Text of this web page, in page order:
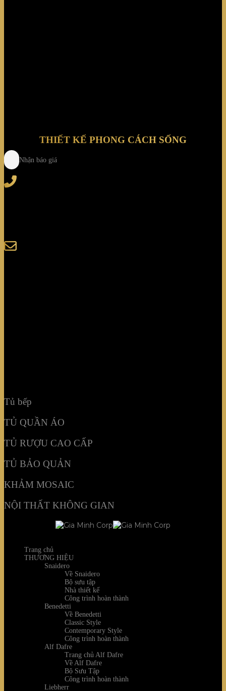
THIẾT KẾ PHONG CÁCH SỐNG
Nhận báo giá
Tủ bếp
TỦ QUẦN ÁO
TỦ RƯỢU CAO CẤP
TỦ BẢO QUẢN
KHẢM MOSAIC
NỘI THẤT KHÔNG GIAN
Trang chủ
THƯƠNG HIỆU
Snaidero
Về Snaidero
Bộ sưu tập
Nhà thiết kế
Công trình hoàn thành
Benedetti
Về Benedetti
Classic Style
Contemporary Style
Công trình hoàn thành
Alf Dafre
Trang chủ Alf Dafre
Về Alf Dafre
Bộ Sưu Tập
Công trình hoàn thành
Liebherr